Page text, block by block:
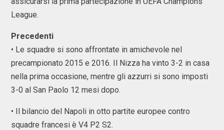
League.
Precedenti
• Le squadre si sono affrontate in amichevole nel
precampionato 2015 e 2016. Il Nizza ha vinto 3-2 in casa
nella prima occasione, mentre gli azzurri si sono imposti
3-0 al San Paolo 12 mesi dopo.
• Il bilancio del Napoli in otto partite europee contro
squadre francesi è V4 P2 S2.